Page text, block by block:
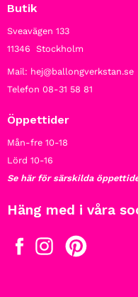
Butik
Sveavägen 133
11346 Stockholm
Mail: hej@ballongverkstan.se
Telefon 08-31 58 81
Öppettider
Mån-fre 10-18
Lörd 10-16
Se här för särskilda
Häng med i våra